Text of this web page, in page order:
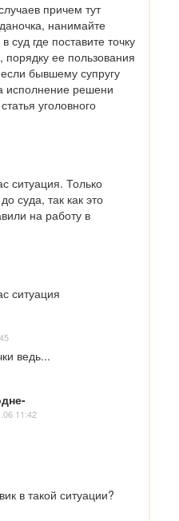
причем тут
нанимайте
суд где поставите точку
ее пользования
бывшему супругу
исполнение решени
уголовного
ситуация. Только
суда, так как это
на работу в
ситуация
ведь...
11:42
в такой ситуации?